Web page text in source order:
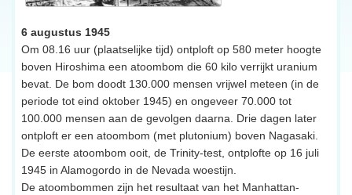
6 augustus 1945
Om 08.16 uur (plaatselijke tijd) ontploft op 580 meter hoogte
boven Hiroshima een atoombom die 60 kilo verrijkt uranium
bevat. De bom doodt 130.000 mensen vrijwel meteen (in de
periode tot eind oktober 1945) en ongeveer 70.000 tot
100.000 mensen aan de gevolgen daarna. Drie dagen later
ontploft er een atoombom (met plutonium) boven Nagasaki.
De eerste atoombom ooit, de Trinity-test, ontplofte op 16 juli
1945 in Alamogordo in de Nevada woestijn.
De atoombommen zijn het resultaat van het Manhattan-